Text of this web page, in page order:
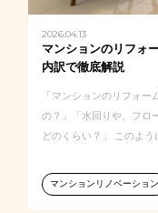
2026.04.13
マンションのリフォ
内訳で徹底解説
「マンションのリフォ
の？」「水回りや、フロ
どのくらい？」 この
マンションリノベーション